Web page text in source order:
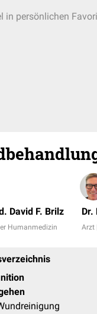
in persönlichen
David F. Brilz
Humanmedizin
Dr.
Arzt